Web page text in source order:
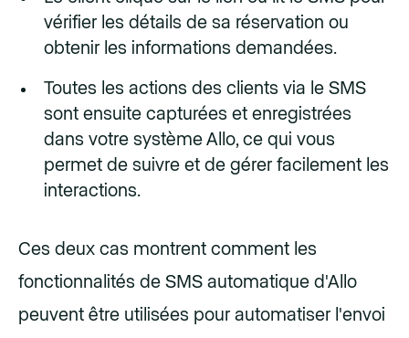
vérifier les détails de sa réservation ou
obtenir les informations demandées.
Toutes les actions des clients via le SMS
sont ensuite capturées et enregistrées
dans votre système Allo, ce qui vous
permet de suivre et de gérer facilement les
interactions.
Ces deux cas montrent comment les
fonctionnalités de SMS automatique d'Allo
peuvent être utilisées pour automatiser l'envoi